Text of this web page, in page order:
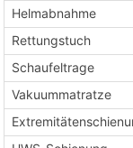
Helmabnahme
Rettungstuch
Schaufeltrage
Vakuummatratze